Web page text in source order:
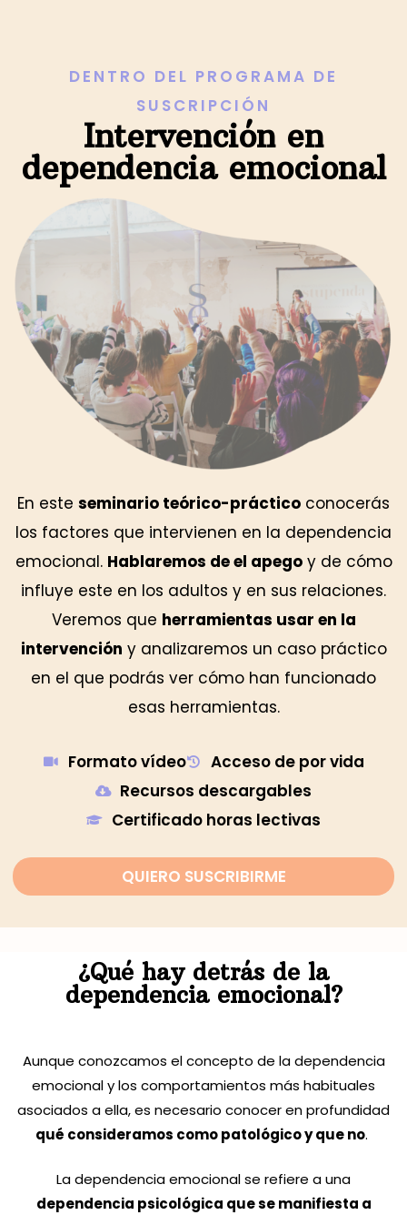
DENTRO DEL PROGRAMA DE
SUSCRIPCIÓN
Intervención en
dependencia emocional
En este seminario teórico-práctico conocerás
los factores que intervienen en la dependencia
emocional. Hablaremos de el apegoy de cómo
influye este en los adultos y en sus relaciones.
Veremos que herramientas usar en la
intervención y analizaremos un caso práctico
en el que podrás ver cómo han funcionado
esas herramientas.
Formato vídeo
Acceso de por vida
Recursos descargables
Certificado horas lectivas
QUIERO SUSCRIBIRME
¿Qué hay detrás de la
dependencia emocional?
Aunque conozcamos el concepto de la dependencia
emocional y los comportamientos más habituales
asociados a ella, es necesario conocer en profundidad
qué consideramos como patológico y que no.
La dependencia emocional se refiere a una
dependencia psicológica que se manifiesta a